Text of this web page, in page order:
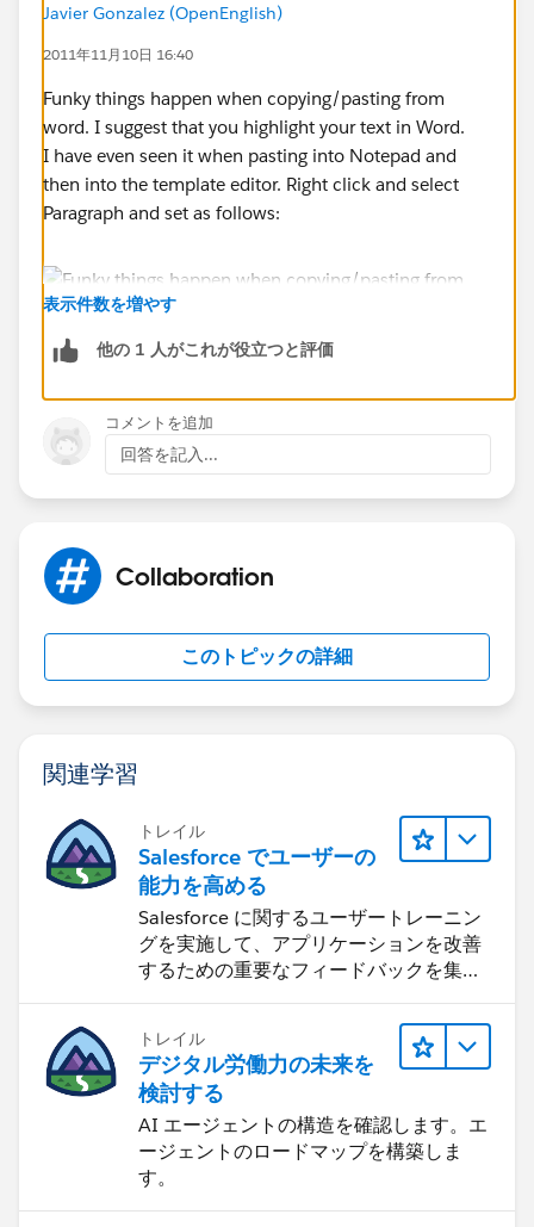
**************************
This does not show in the Preview, only in the sent
letter.
This does not occur when text is typing directly in or
copied from a text editor, like Notepad. Currently, I
way around this?
Javier Gonzalez (OpenEnglish)
2011年11月10日 16:40
Funky things happen when copying/pasting from
word. I suggest that you highlight your text in Word.
I have even seen it when pasting into Notepad and
then into the template editor. Right click and select
Paragraph and set as follows:
表示件数を増やす
他の 1 人がこれが役立つと評価
コメントを追加
回答を記入...
Collaboration
このトピックの詳細
関連学習
トレイル
Salesforce でユーザーの
能力を高める
Salesforce に関するユーザートレーニン
グを実施して、アプリケーションを改善
するための重要なフィードバックを集め
トレイル
デジタル労働力の未来を
検討する
AI エージェントの構造を確認します。エ
ージェントのロードマップを構築しま
す。